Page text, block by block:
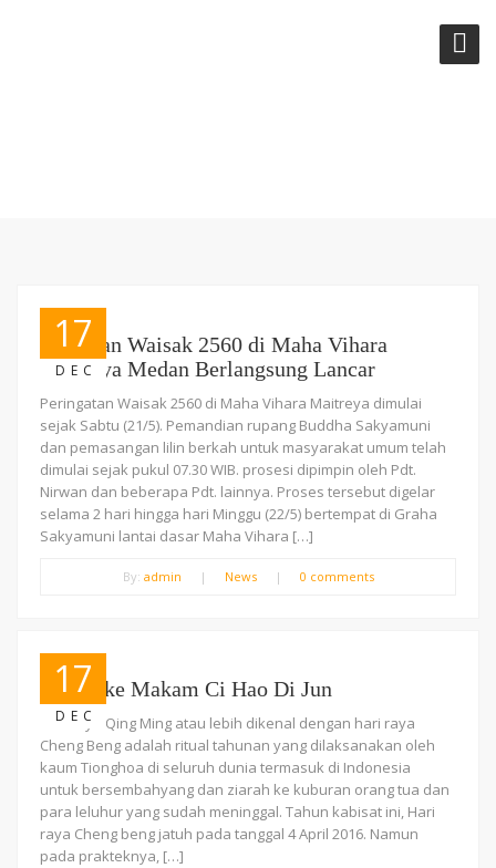
17
DEC
Perayaan Waisak 2560 di Maha Vihara
Maitreya Medan Berlangsung Lancar
Peringatan Waisak 2560 di Maha Vihara Maitreya dimulai
sejak Sabtu (21/5). Pemandian rupang Buddha Sakyamuni
dan pemasangan lilin berkah untuk masyarakat umum telah
dimulai sejak pukul 07.30 WIB. prosesi dipimpin oleh Pdt.
Nirwan dan beberapa Pdt. lainnya. Proses tersebut digelar
selama 2 hari hingga hari Minggu (22/5) bertempat di Graha
Sakyamuni lantai dasar Maha Vihara […]
By: admin | News | 0 comments
17
DEC
Ziarah ke Makam Ci Hao Di Jun
Hari raya Qing Ming atau lebih dikenal dengan hari raya
Cheng Beng adalah ritual tahunan yang dilaksanakan oleh
kaum Tionghoa di seluruh dunia termasuk di Indonesia
untuk bersembahyang dan ziarah ke kuburan orang tua dan
para leluhur yang sudah meninggal. Tahun kabisat ini, Hari
raya Cheng beng jatuh pada tanggal 4 April 2016. Namun
pada prakteknya, […]